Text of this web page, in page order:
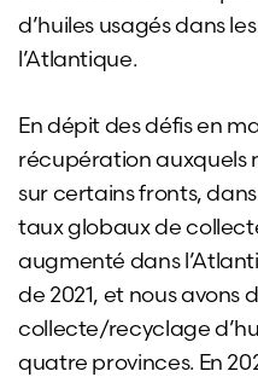
d’huiles usagés dans
l’Atlantique.
En dépit des défis en
récupération auxquels
sur certains fronts,
taux globaux de
augmenté dans
de 2021, et nous avons
collecte/recyclage
quatre provinces. En